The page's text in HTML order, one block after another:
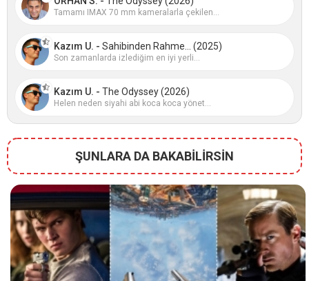
Tamamı IMAX 70 mm kameralarla çekilen...
Kazım U. - Sahibinden Rahme... (2025)
Son zamanlarda izlediğim en iyi yerli...
Kazım U. - The Odyssey (2026)
Helen neden siyahi abi koca koca yönet...
ŞUNLARA DA BAKABİLİRSİN